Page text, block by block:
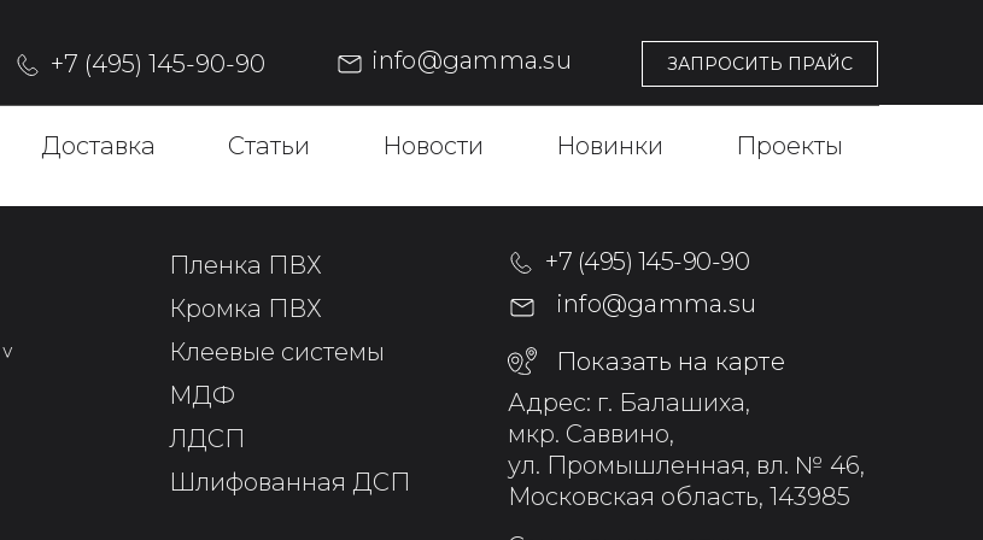
+7 (495) 145-90-90 info@gamma.su ЗАПРОСИТЬ ПРАЙС
Доставка Статьи Новости Новинки
Проекты
^
Пленка ПВХ
Кромка ПВХ
Клеевые системы
МДФ
ЛДСП
Шлифованная ДСП
+7 (495) 145-90-90
info@gamma.su
Показать на карте
Адрес: г. Балашиха,
мкр. Саввино,
ул. Промышленная, вл. № 46,
Московская область, 143985